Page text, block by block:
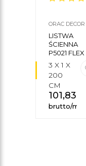
ORAC DECOR
LISTWA
ŚCIENNA
P5021 FLEX
3 X 1 X
200
CM
101,83
brutto/mb